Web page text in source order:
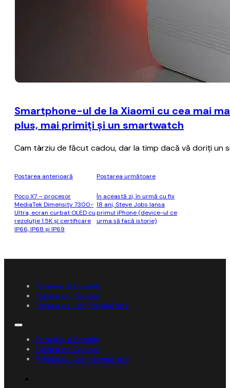
Smartphone-ul de la Xiaomi cu cea mai
plus, mai primiţi şi un smartwatch
Cam târziu de făcut cadou, dar la timp dacă vă doriţi un
Postarea anterioară
Poco X7 – procesor
MediaTek Dimensity 7300-
Ultra, ecran curbat OLED cu
rezoluţie 1.5K şi certificare
IP66, IP68 şi IP69
Postarea următoare
În această zi, în urmă cu fix
18 ani, Steve Jobs lansa
primul iPhone (device-ul ce
urma să facă istorie)
Termene și Condiții
Politica de Cookies
Politica de Confidențialitate
Termene și Condiții
Politica de Cookies
Politica de Confidențialitate